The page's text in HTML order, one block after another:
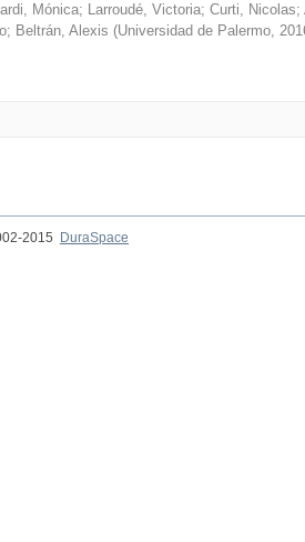
Mónica; Larroudé, Victoria; Curti, Nicolas;
; Beltrán, Alexis (Universidad de Palermo,
2015
DuraSpace